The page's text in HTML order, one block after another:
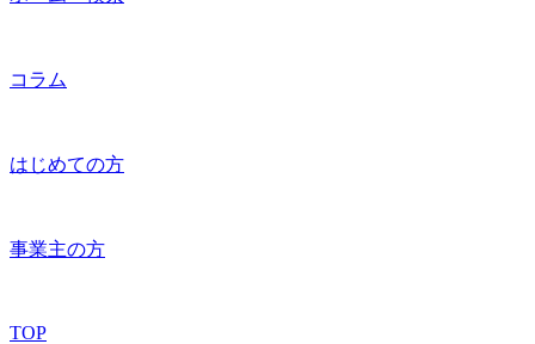
コラム
はじめての方
事業主の方
TOP